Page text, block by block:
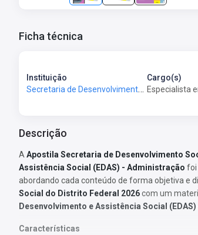
Ficha técnica
Instituição
Secretaria de Desenvolvimento Social do Distrito Federal - SEDES-DF
Cargo(s)
Descrição
A Apostila Secretaria de Desenvolvimento
Assistência Social (EDAS) - Administração foi
abordando cada conteúdo de forma objetiva e
Social do Distrito Federal 2026com um
Desenvolvimento e Assistência Social
Características